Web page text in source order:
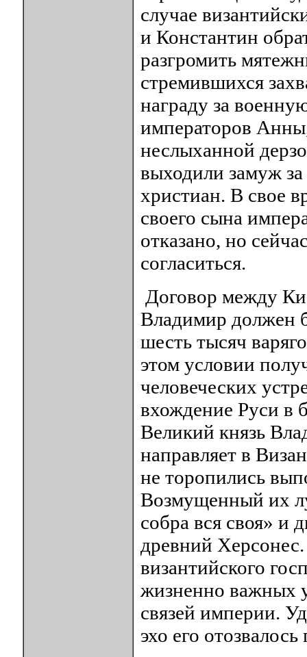
случае
и Константин
разгромить
стремившихся
награду за
императоров
неслыханной
выходили замуж за
христиан. В свое
своего сына
отказано, но
согласиться.
Договор между
Владимир должен
шесть тысяч
этом условии
человеческих
вхождение Руси в
Великий князь
направляет в
не торопились
Возмущенный их
собра вся своя» и
древний
византийского
жизненно важных
связей империи.
эхо его